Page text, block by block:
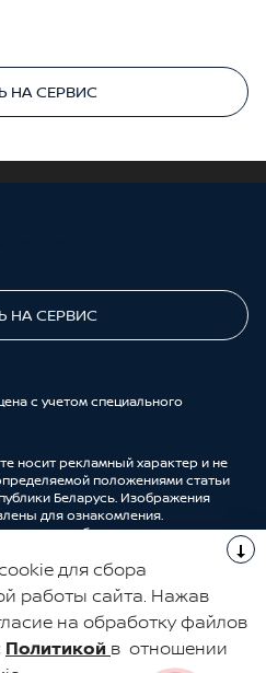
НА СЕРВИС
НА СЕРВИС
с учетом специального
носит рекламный характер и не
положениями статьи
Беларусь. Изображения
для ознакомления.
изменены без предварительного
КНИГА ОТЗЫВОВ
для сбора
работы сайта. Нажав
на обработку файлов
Политикой в отношении